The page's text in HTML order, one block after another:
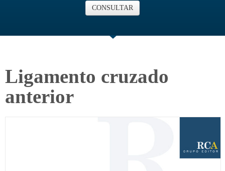
CONSULTAR
Ligamento cruzado
anterior